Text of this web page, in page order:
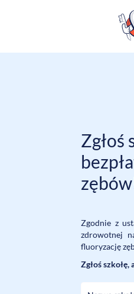
Zgłoś
Zgodnie z
zdrowotnej
fluoryzację
Zgłoś